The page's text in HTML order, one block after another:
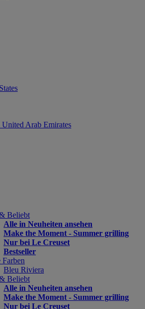
United Arab Emirates
Beliebt
Alle in Neuheiten ansehen
Make the Moment - Summer grilling
Nur bei Le Creuset
Bestseller
Farben
Bleu Riviera
Beliebt
Alle in Neuheiten ansehen
Make the Moment - Summer grilling
Nur bei Le Creuset